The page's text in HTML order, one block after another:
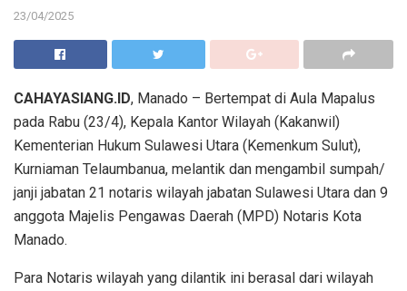
23/04/2025
CAHAYASIANG.ID, Manado – Bertempat di Aula Mapalus
pada Rabu (23/4), Kepala Kantor Wilayah (Kakanwil)
Kementerian Hukum Sulawesi Utara (Kemenkum Sulut),
Kurniaman Telaumbanua, melantik dan mengambil sumpah/
janji jabatan 21 notaris wilayah jabatan Sulawesi Utara dan 9
anggota Majelis Pengawas Daerah (MPD) Notaris Kota
Manado.
Para Notaris wilayah yang dilantik ini berasal dari wilayah